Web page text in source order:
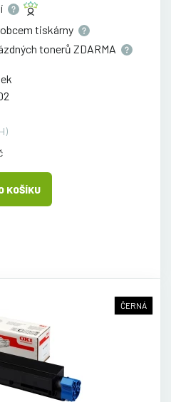
tiskárny
tonerů ZDARMA
KOŠÍKU
ČERNÁ